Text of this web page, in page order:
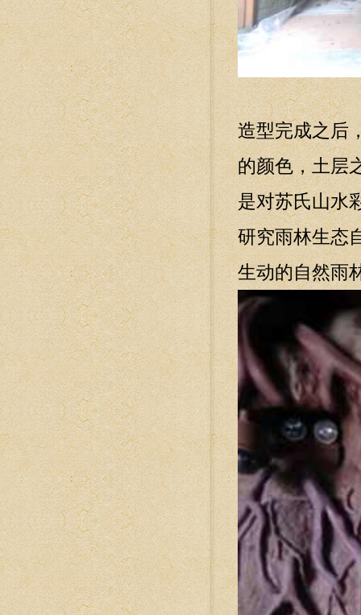
造型完成之后
的颜色，土层
是对苏氏山水
研究雨林生态
生动的自然雨